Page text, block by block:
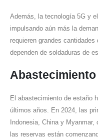
Además, la tecnología 5G y
impulsando aún más la
requieren grandes
dependen de soldaduras de
El abastecimiento de estaño
últimos años. En 2024, las
Indonesia, China y
las reservas están